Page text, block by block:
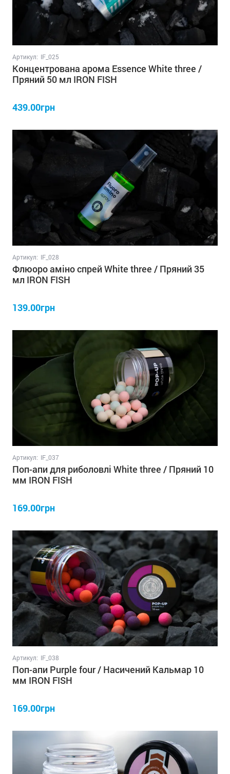
Артикул: IF_025
Концентрована арома Essence White three /
Пряний 50 мл IRON FISH
439.00грн
Артикул: IF_028
Флюоро аміно спрей White three / Пряний 35
мл IRON FISH
139.00грн
Артикул: IF_037
Поп-апи для риболовлі White three / Пряний 10
мм IRON FISH
169.00грн
Артикул: IF_038
Поп-апи Purple four / Насичений Кальмар 10
мм IRON FISH
169.00грн